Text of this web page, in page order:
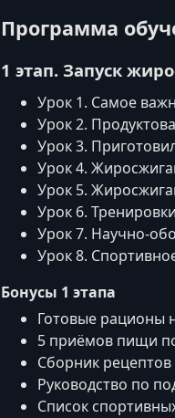
Программа
1 этап. Запуск
Урок 1. Самое
Урок 2.
Урок 3.
Урок 4.
Урок 5.
Урок 6.
Урок 7.
Урок 8.
Бонусы 1 этапа
Готовые рационы
5 приёмов пищи
Сборник рецептов
Руководство по
Список